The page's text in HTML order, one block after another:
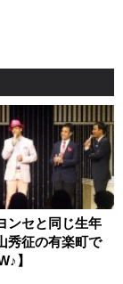
ンセと同じ生年
秀征の有楽町で
】